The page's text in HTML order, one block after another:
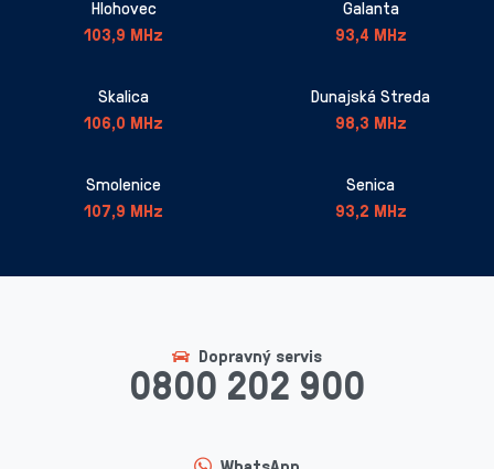
Hlohovec
103,9 MHz
Galanta
93,4 MHz
Skalica
106,0 MHz
Dunajská Streda
98,3 MHz
Smolenice
107,9 MHz
Senica
93,2 MHz
Dopravný servis
0800 202 900